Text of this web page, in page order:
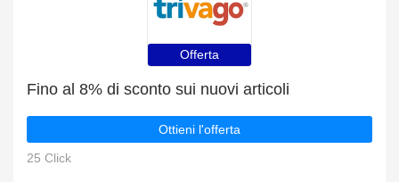
Offerta
Fino al 8% di sconto sui nuovi articoli
Ottieni l'offerta
25 Click